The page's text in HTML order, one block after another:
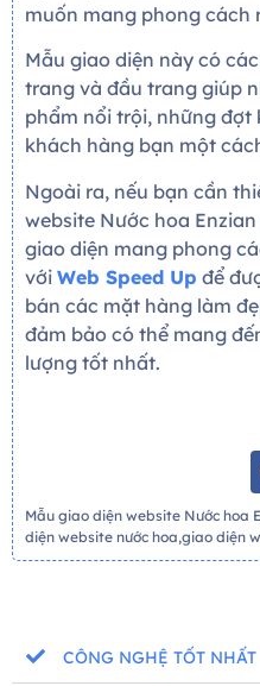
muốn mang phong cách
Mẫu giao diện này có
trang và đầu trang giúp
phẩm nổi trội, những đợt
khách hàng bạn một
Ngoài ra, nếu bạn cần
website Nước hoa
giao diện mang phong
với Web Speed Up để
bán các mặt hàng làm
đảm bảo có thể mang
lượng tốt nhất.
Mẫu giao diện website Nước hoa
diện website nước hoa,giao diện
CÔNG NGHỆ TỐT NHẤT